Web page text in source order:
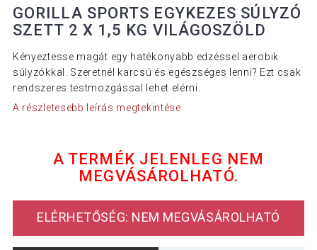
GORILLA SPORTS EGYKEZES SÚLYZÓ
SZETT 2 X 1,5 KG VILÁGOSZÖLD
Kényeztesse magát egy hatékonyabb edzéssel aerobik
súlyzókkal. Szeretnél karcsú és egészséges lenni? Ezt csak
rendszeres testmozgással lehet elérni.
A részletesebb leírás megtekintése
A TERMÉK JELENLEG NEM
MEGVÁSÁROLHATÓ.
ELÉRHETŐSÉG: NEM MEGVÁSÁROLHATÓ